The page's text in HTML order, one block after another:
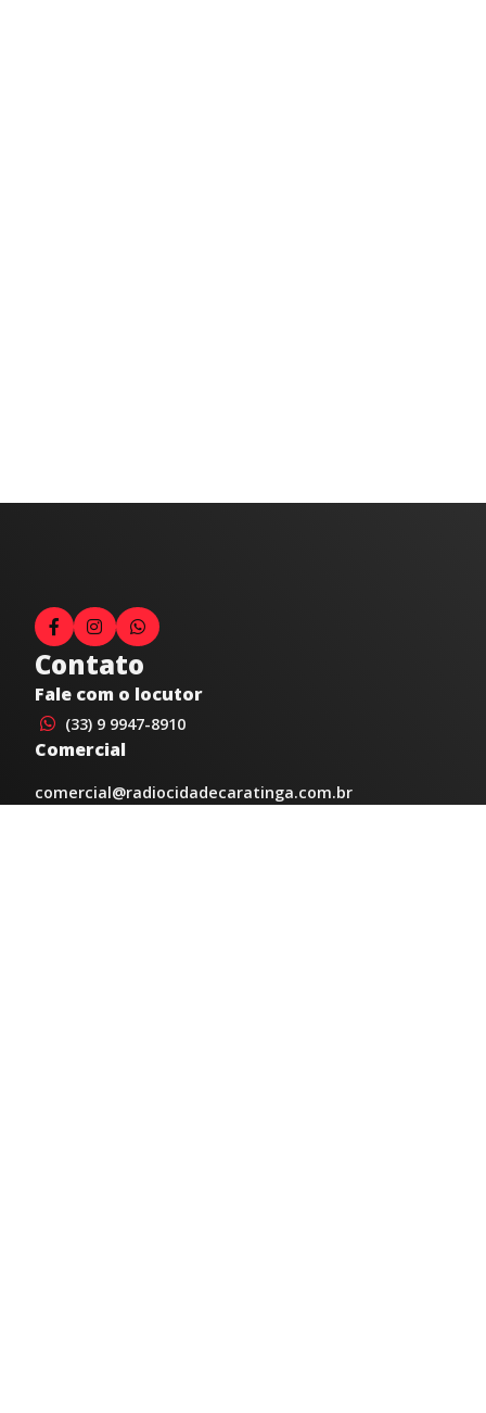
Contato
Fale com o locutor
(33) 9 9947-8910
Comercial
comercial@radiocidadecaratinga.com.br